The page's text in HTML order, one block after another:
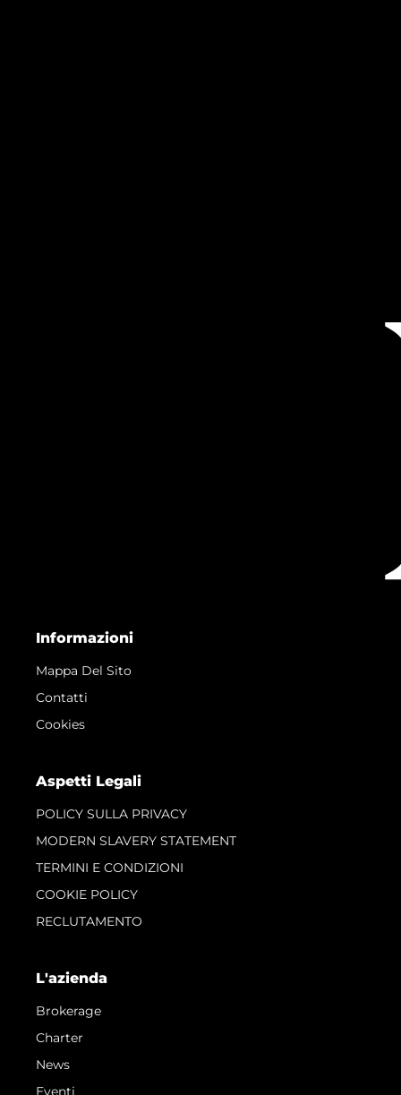
Informazioni
Mappa Del Sito
Contatti
Cookies
Aspetti Legali
POLICY SULLA PRIVACY
MODERN SLAVERY STATEMENT
TERMINI E CONDIZIONI
COOKIE POLICY
RECLUTAMENTO
L'azienda
Brokerage
Charter
News
Eventi